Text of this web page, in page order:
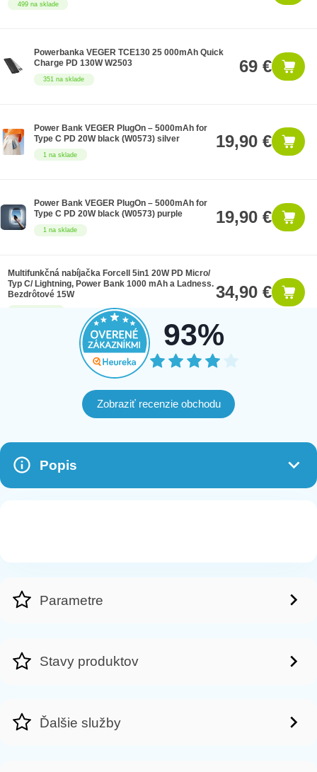
499 na sklade
351 na sklade
Powerbanka VEGER TCE130 25 000mAh Quick
Charge PD 130W W2503
69 €
1 na sklade
Power Bank VEGER PlugOn – 5000mAh for
Type C PD 20W black (W0573) silver
19,90 €
1 na sklade
Power Bank VEGER PlugOn – 5000mAh for
Type C PD 20W black (W0573) purple
19,90 €
Multifunkčná nabíjačka Forcell 5in1 20W PD Micro/
Typ C/ Lightning, Power Bank 1000 mAh a Ladness.
Bezdrôtové 15W
34,90 €
93%
Zobraziť recenzie obchodu
Popis
Parametre
Stavy produktov
Ďalšie služby